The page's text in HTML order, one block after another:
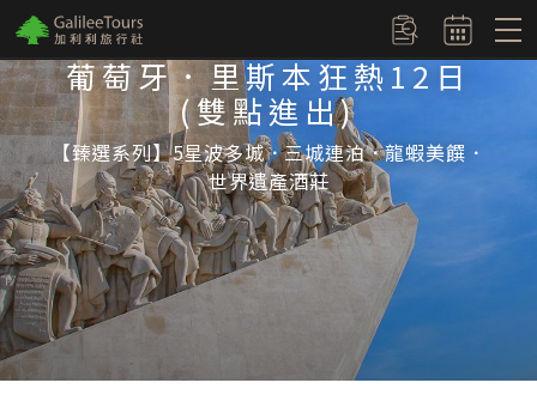
logo 訂單查詢
葡萄牙．里斯本狂熱12日
(雙點進出)
【臻選系列】5星波多城．三城連泊．龍蝦美饌．
世界遺產酒莊